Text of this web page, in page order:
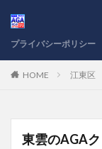
プライバシーポリシー
HOME 江東区
東雲のAGA